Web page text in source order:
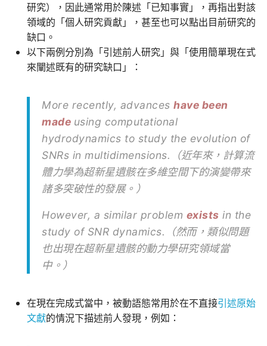
研究），因此通常用於陳述「已知事實」，再指出對該
領域的「個人研究貢獻」，甚至也可以點出目前研究的
缺口。
以下兩例分別為「引述前人研究」與「使用簡單現在式
來闡述既有的研究缺口」：
More recently, advances have been
made using computational
hydrodynamics to study the evolution of
SNRs in multidimensions.（近年來，計算流
體力學為超新星遺骸在多維空間下的演變帶來
諸多突破性的發展。）
However, a similar problem exists in the
study of SNR dynamics.（然而，類似問題
也出現在超新星遺骸的動力學研究領域當
中。）
在現在完成式當中，被動語態常用於在不直接引述原始
文獻的情況下描述前人發現，例如：